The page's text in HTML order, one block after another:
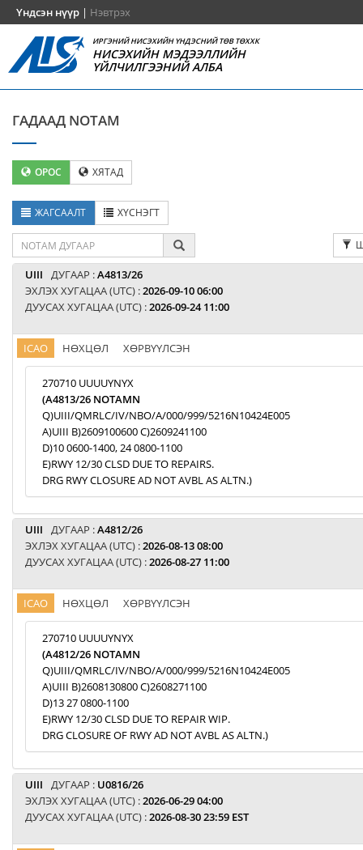
Үндсэн нүүр | Нэвтрэх
ИРГЭНИЙ НИСЭХИЙН ҮНДЭСНИЙ ТӨВ ТӨХХК
НИСЭХИЙН МЭДЭЭЛЛИЙН
ҮЙЛЧИЛГЭЭНИЙ АЛБА
ГАДААД NOTAM
ОРОС ХЯТАД
ЖАГСААЛТ ХҮСНЭГТ
UIII ДУГААР :A4813/26
ЭХЛЭХ ХУГАЦАА (UTC) :2026-09-10 06:00
ДУУСАХ ХУГАЦАА (UTC) :2026-09-24 11:00
ICAO НӨХЦӨЛ ХӨРВҮҮЛСЭН
270710 UUUUYNYX
(A4813/26 NOTAMN
Q)UIII/QMRLC/IV/NBO/A/000/999/5216N10424E005
A)UIII B)2609100600 C)2609241100
D)10 0600-1400, 24 0800-1100
E)RWY 12/30 CLSD DUE TO REPAIRS.
DRG RWY CLOSURE AD NOT AVBL AS ALTN.)
UIII ДУГААР :A4812/26
ЭХЛЭХ ХУГАЦАА (UTC) :2026-08-13 08:00
ДУУСАХ ХУГАЦАА (UTC) :2026-08-27 11:00
ICAO НӨХЦӨЛ ХӨРВҮҮЛСЭН
270710 UUUUYNYX
(A4812/26 NOTAMN
Q)UIII/QMRLC/IV/NBO/A/000/999/5216N10424E005
A)UIII B)2608130800 C)2608271100
D)13 27 0800-1100
E)RWY 12/30 CLSD DUE TO REPAIR WIP.
DRG CLOSURE OF RWY AD NOT AVBL AS ALTN.)
UIII ДУГААР : U0816/26
ЭХЛЭХ ХУГАЦАА (UTC) :2026-06-29 04:00
ДУУСАХ ХУГАЦАА (UTC) :2026-08-30 23:59 EST